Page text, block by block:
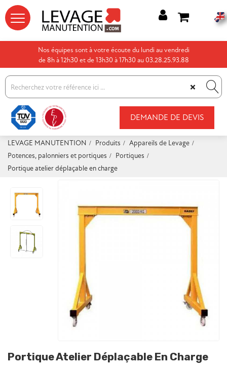
Nos équipes sont à votre écoute du lundi au vendredi
de 8h à 12h30 et de 13h30 à 17h30 au 03.28.25.93.88
×
DEMANDE DE DEVIS
LEVAGE MANUTENTION Produits
Appareils de Levage
Potences, palonniers et portiques
Portiques
Portique atelier déplaçable en charge
Portique Atelier Déplaçable En Charge